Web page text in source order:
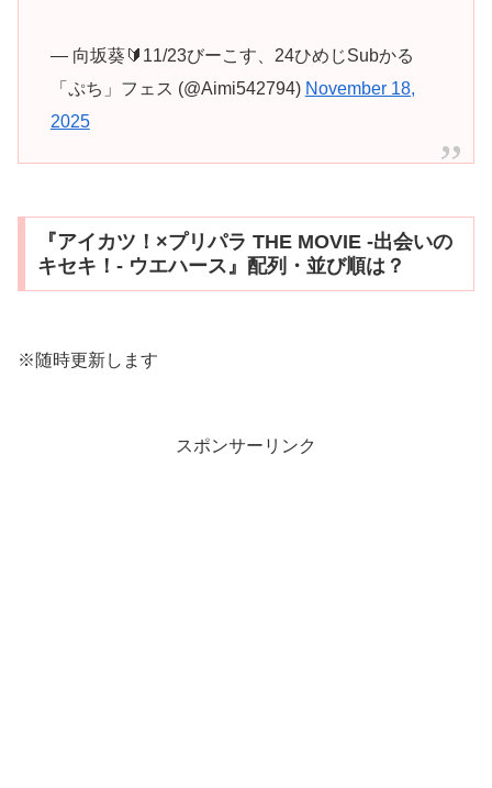
— 向坂葵🔰11/23びーこす、24ひめじSubかる
「ぷち」フェス (@Aimi542794) November 18,
2025
『アイカツ！×プリパラ THE MOVIE ‐出会いの
キセキ！‐ ウエハース』配列・並び順は？
※随時更新します
スポンサーリンク